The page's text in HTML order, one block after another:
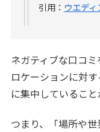
引用： ウエデ
ネガティブな口コ
ロケーションに対
に集中していること
つまり、「場所や